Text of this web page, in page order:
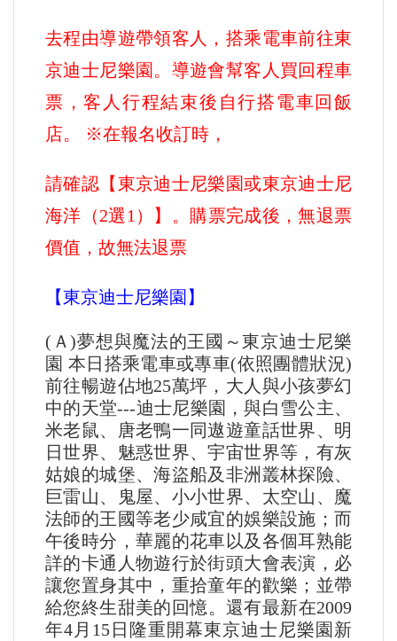
去程由導遊帶領客人，搭乘電車前往東
京迪士尼樂園。導遊會幫客人買回程車
票，客人行程結束後自行搭電車回飯
店。 ※在報名收訂時，
請確認【東京迪士尼樂園或東京迪士尼
海洋（2選1）】。購票完成後，無退票
價值，故無法退票
【東京迪士尼樂園】
(Ａ)夢想與魔法的王國～東京迪士尼樂
園 本日搭乘電車或專車(依照團體狀況)
前往暢遊佔地25萬坪，大人與小孩夢幻
中的天堂---迪士尼樂園，與白雪公主、
米老鼠、唐老鴨一同遨遊童話世界、明
日世界、魅惑世界、宇宙世界等，有灰
姑娘的城堡、海盜船及非洲叢林探險、
巨雷山、鬼屋、小小世界、太空山、魔
法師的王國等老少咸宜的娛樂設施；而
午後時分，華麗的花車以及各個耳熟能
詳的卡通人物遊行於街頭大會表演，必
讓您置身其中，重拾童年的歡樂；並帶
給您終生甜美的回憶。還有最新在2009
年4月15日隆重開幕東京迪士尼樂園新